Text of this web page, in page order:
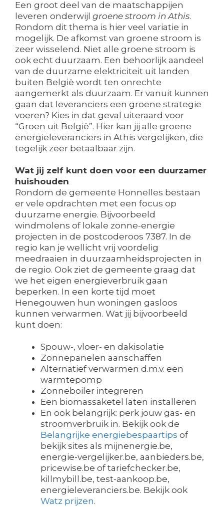
Een groot deel van de maatschappijen
leveren onderwijl groene stroom in Athis.
Rondom dit thema is hier veel variatie in
mogelijk. De afkomst van groene stroom is
zeer wisselend. Niet alle groene stroom is
ook echt duurzaam. Een behoorlijk aandeel
van de duurzame elektriciteit uit landen
buiten België wordt ten onrechte
aangemerkt als duurzaam. Er vanuit kunnen
gaan dat leveranciers een groene strategie
voeren? Kies in dat geval uiteraard voor
“Groen uit België”. Hier kan jij alle groene
energieleveranciers in Athis vergelijken, die
tegelijk zeer betaalbaar zijn.
Wat jij zelf kunt doen voor een duurzamer
huishouden
Rondom de gemeente Honnelles bestaan
er vele opdrachten met een focus op
duurzame energie. Bijvoorbeeld
windmolens of lokale zonne-energie
projecten in de postcoderoos 7387. In de
regio kan je wellicht vrij voordelig
meedraaien in duurzaamheidsprojecten in
de regio. Ook ziet de gemeente graag dat
we het eigen energieverbruik gaan
beperken. In een korte tijd moet
Henegouwen hun woningen gasloos
kunnen verwarmen. Wat jij bijvoorbeeld
kunt doen:
Spouw-, vloer- en dakisolatie
Zonnepanelen aanschaffen
Alternatief verwarmen d.m.v. een
warmtepomp
Zonneboiler integreren
Een biomassaketel laten installeren
En ook belangrijk: perk jouw gas- en
stroomverbruik in. Bekijk ook de
Belangrijke energiebespaartips of
bekijk sites als mijnenergie.be,
energie-vergelijker.be, aanbieders.be,
pricewise.be of tariefchecker.be,
killmybill.be, test-aankoop.be,
energieleveranciers.be. Bekijk ook
Watz prijzen.